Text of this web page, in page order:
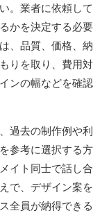
。業者に依頼して
かを決定する必要
、品質、価格、納
りを取り、費用対
ンの幅などを確認
過去の制作例や利
参考に選択する方
イト同士で話し合
で、デザイン案を
全員が納得できる